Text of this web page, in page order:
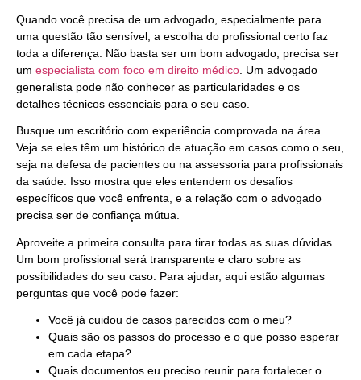
Quando você precisa de um advogado, especialmente para
uma questão tão sensível, a escolha do profissional certo faz
toda a diferença. Não basta ser um bom advogado; precisa ser
um especialista com foco em direito médico . Um advogado
generalista pode não conhecer as particularidades e os
detalhes técnicos essenciais para o seu caso.
Busque um escritório com experiência comprovada na área.
Veja se eles têm um histórico de atuação em casos como o seu,
seja na defesa de pacientes ou na assessoria para profissionais
da saúde. Isso mostra que eles entendem os desafios
específicos que você enfrenta, e a relação com o advogado
precisa ser de confiança mútua.
Aproveite a primeira consulta para tirar todas as suas dúvidas.
Um bom profissional será transparente e claro sobre as
possibilidades do seu caso. Para ajudar, aqui estão algumas
perguntas que você pode fazer:
Você já cuidou de casos parecidos com o meu?
Quais são os passos do processo e o que posso esperar
em cada etapa?
Quais documentos eu preciso reunir para fortalecer o